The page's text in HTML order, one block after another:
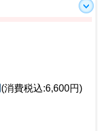
(消費税込:6,600円)